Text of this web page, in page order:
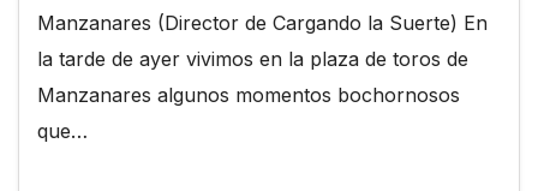
Manzanares (Director de Cargando la Suerte) En
la tarde de ayer vivimos en la plaza de toros de
Manzanares algunos momentos bochornosos
que…